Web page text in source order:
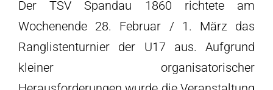
Der TSV Spandau 1860 richtete am
Wochenende 28. Februar / 1. März das
Ranglistenturnier der U17 aus. Aufgrund
kleiner organisatorischer